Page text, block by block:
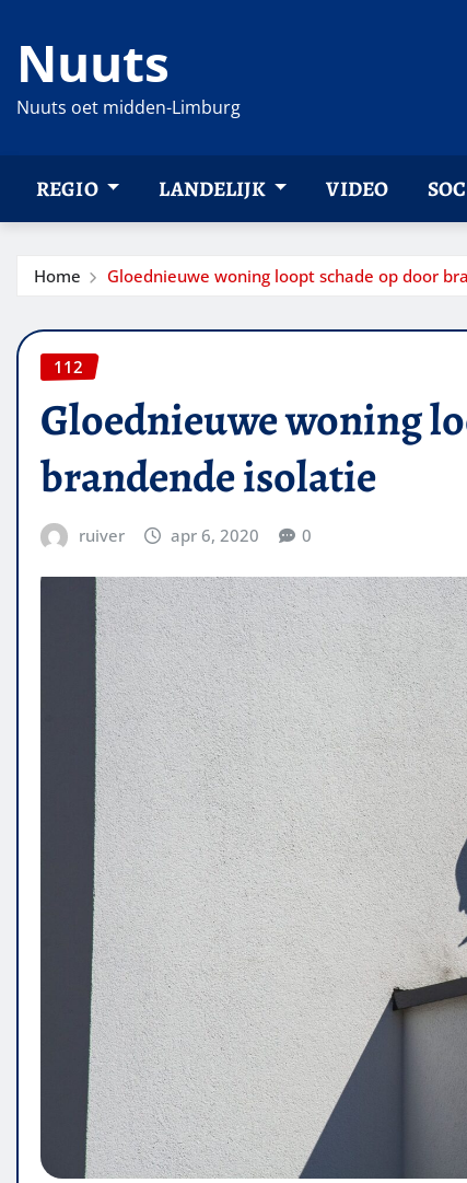
naar
inhoud
Nuuts
Nuuts oet midden-Limburg
REGIO LANDELIJK VIDEO
Home Gloednieuwe woning loopt schade op door
112
Gloednieuwe woning
brandende isolatie
ruiver apr 6, 2020 0